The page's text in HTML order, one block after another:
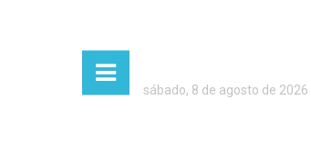
sábado, 8 de agosto de 2026